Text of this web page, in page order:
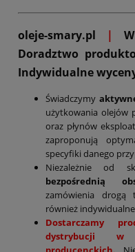
oleje-smary.pl |
Doradztwo
Indywidualne
Świadczymy
użytkowania olejów
oraz płynów
zaproponują
specyfiki danego
Niezależnie od
bezpośrednią
zamówienia drogą
również
Dostarczamy
dystrybucji w